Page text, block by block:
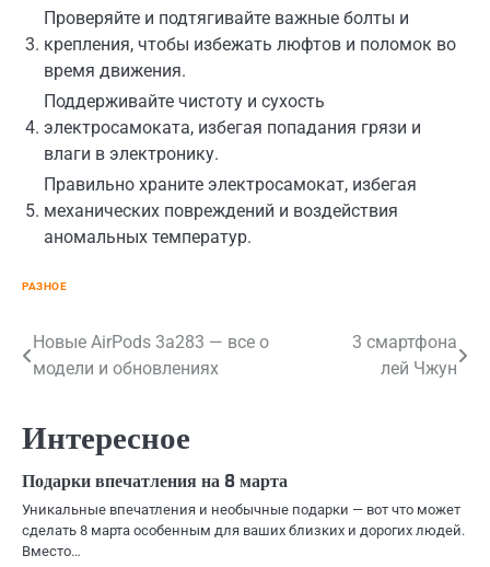
3.
Проверяйте и подтягивайте важные болты и
крепления, чтобы избежать люфтов и поломок во
время движения.
4.
Поддерживайте чистоту и сухость
электросамоката, избегая попадания грязи и
влаги в электронику.
5.
Правильно храните электросамокат, избегая
механических повреждений и воздействия
аномальных температур.
РАЗНОЕ
Навигация
записям
Новые AirPods 3a283 — все о
модели и обновлениях
3 смартфона
лей Чжун
Интересное
Подарки впечатления на 8 марта
Уникальные впечатления и необычные подарки — вот что может
сделать 8 марта особенным для ваших близких и дорогих людей.
Вместо…